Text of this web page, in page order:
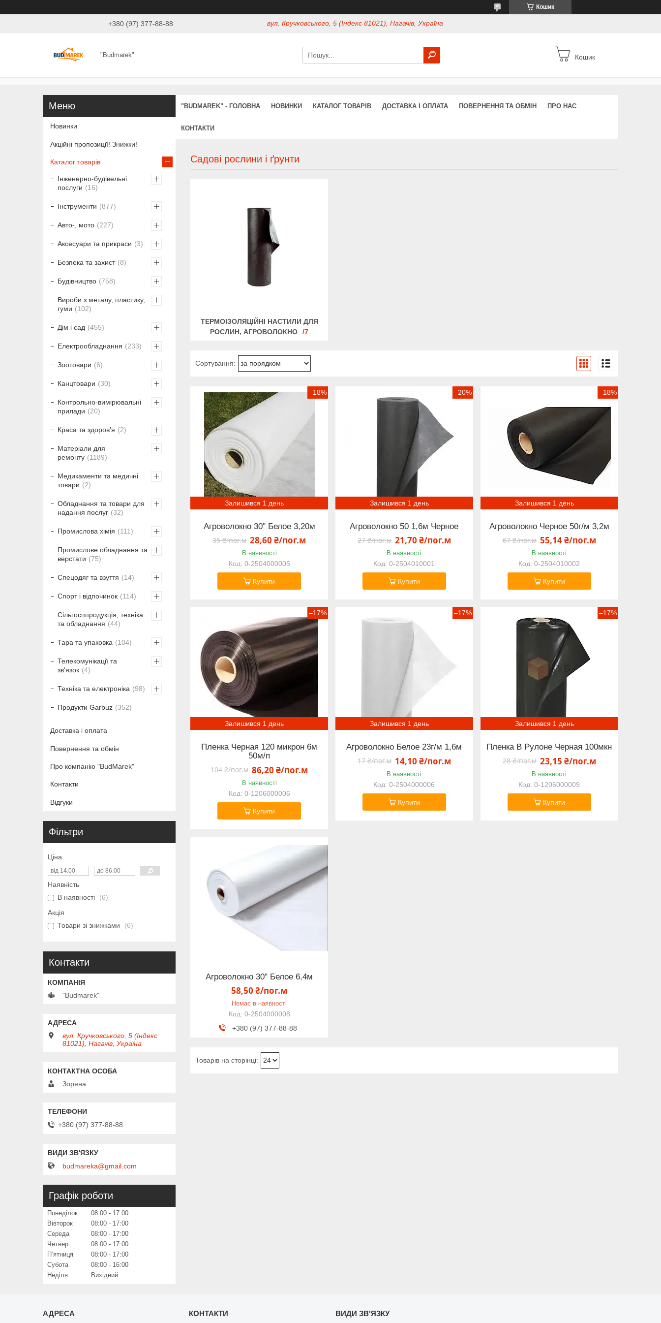
Кошик
+380 (97) 377-88-88 вул. Кручковського, 5 (Індекс 81021), Нагачів, Україна
"Budmarek" Кошик
"BUDMAREK" - ГОЛОВНА НОВИНКИ КАТАЛОГ ТОВАРІВ ДОСТАВКА І ОПЛАТА ПОВЕРНЕННЯ ТА ОБМІН ПРО НАС
КОНТАКТИ
Садові рослини і ґрунти
ТЕРМОІЗОЛЯЦІЙНІ НАСТИЛИ ДЛЯ
РОСЛИН, АГРОВОЛОКНО
7
–18%
Залишився 1 день
Агроволокно 30" Белое 3,20м
35 ₴/пог.м 28,60 ₴/пог.м
В наявності
0-2504000005
Купити
–20%
Залишився 1 день
Агроволокно 50 1,6м Черное
27 ₴/пог.м 21,70 ₴/пог.м
В наявності
0-2504010001
Купити
–18%
Залишився 1 день
Агроволокно Черное 50г/м 3,2м
67 ₴/пог.м 55,14 ₴/пог.м
В наявності
0-2504010002
Купити
–17%
Залишився 1 день
Пленка Черная 120 микрон 6м
50м/п
104 ₴/пог.м 86,20 ₴/пог.м
В наявності
0-1206000006
Купити
–17%
Залишився 1 день
Агроволокно Белое 23г/м 1,6м
17 ₴/пог.м 14,10 ₴/пог.м
В наявності
0-2504000006
Купити
–17%
Залишився 1 день
Пленка В Рулоне Черная 100мкн
28 ₴/пог.м 23,15 ₴/пог.м
В наявності
0-1206000009
Купити
Агроволокно 30" Белое 6,4м
58,50 ₴/пог.м
Немає в наявності
0-2504000008
+380 (97) 377-88-88
Новинки
Акційні пропозиції! Знижки!
Каталог товарів
Інженерно-будівельні
послуги
16
Інструменти 877
Авто-, мото 227
Аксесуари та прикраси 3
Безпека та захист 8
Будівництво 758
Вироби з металу, пластику,
гуми
102
Дім і сад 455
Електрообладнання 233
Зоотовари 6
Канцтовари 30
Контрольно-вимірювальні
прилади
20
Краса та здоров'я 2
Матеріали для
ремонту
1189
Медикаменти та медичні
товари
2
Обладнання та товари для
надання послуг
32
Промислова хімія 111
Промислове обладнання та
верстати
75
Спецодяг та взуття 14
Спорт і відпочинок 114
Сільгосппродукція, техніка
та обладнання
44
Тара та упаковка 104
Телекомунікації та
зв'язок
4
Техніка та електроніка 98
Продукти Garbuz 352
Доставка і оплата
Повернення та обмін
Про компанію "BudMarek"
Контакти
Відгуки
Фільтри
Ціна
Наявність
В наявності
6
Акція
Товари зі знижками
6
Контакти
"Budmarek"
вул. Кручковського, 5 (Індекс
81021), Нагачів, Україна
Зоряна
+380 (97) 377-88-88
budmareka@gmail.com
Графік роботи
Понеділок 08:00
17:00
Вівторок
08:00
17:00
Середа
08:00
17:00
Четвер
08:00
17:00
Пʼятниця
08:00
17:00
Субота
08:00
16:00
Неділя
Вихідний